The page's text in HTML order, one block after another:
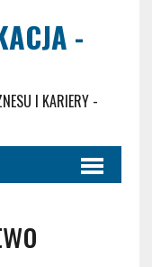
-
I KARIERY -